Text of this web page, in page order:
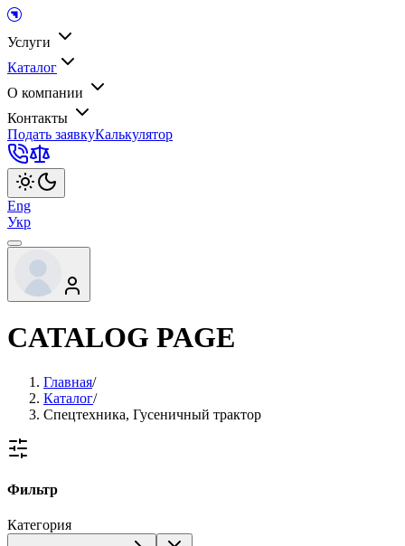
Услуги
Каталог
О компании
Контакты
Подать заявкуКалькулятор
Eng
Укр
CATALOG PAGE
Главная/
Каталог/
Спецтехника, Гусеничный трактор
Фильтр
Категория